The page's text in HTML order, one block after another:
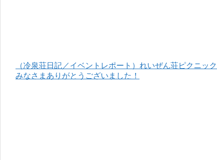
（冷泉荘日記／イベントレポート）れいぜん荘ピクニッ
みなさまありがとうございました！